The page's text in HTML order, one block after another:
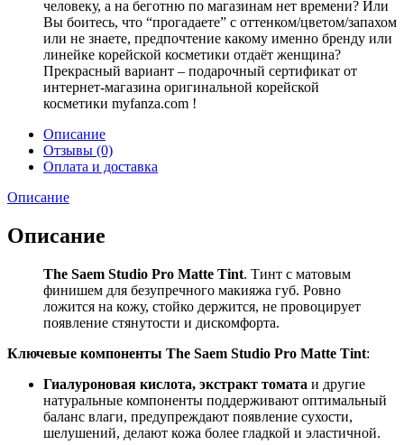
человеку, а на беготню по магазинам нет времени? Или
Вы боитесь, что “прогадаете” с оттенком/цветом/запахом
или не знаете, предпочтение какому именно бренду или
линейке корейской косметики отдаёт женщина?
Прекрасный вариант – подарочный сертификат от
интернет-магазина оригинальной корейской
косметики myfanza.com !
Описание
Отзывы (0)
Оплата и доставка
Описание
Описание
The Saem Studio Pro Matte Tint. Тинт с матовым
финишем для безупречного макияжа губ. Ровно
ложится на кожу, стойко держится, не провоцирует
появление стянутости и дискомфорта.
Ключевые компоненты The Saem Studio Pro Matte Tint:
Гиалуроновая кислота, экстракт томата и другие
натуральные компоненты поддерживают оптимальный
баланс влаги, предупреждают появление сухости,
шелушений, делают кожа более гладкой и эластичной.